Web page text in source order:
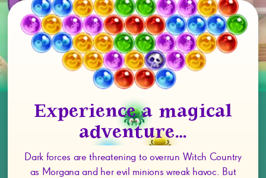
Experience a magical
adventure…
Dark forces are threatening to overrun Witch Country
as Morgana and her evil minions wreak havoc. But